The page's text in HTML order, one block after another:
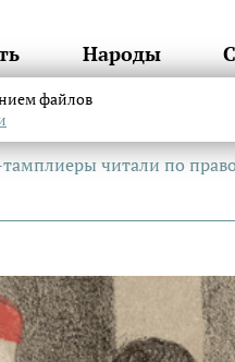
Народы
читали по
файлов